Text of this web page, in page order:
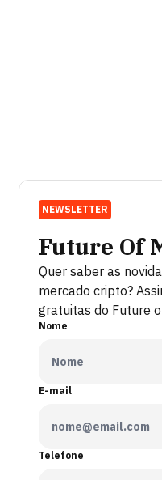
NEWSLETTER
Future Of
Quer saber as
mercado cripto?
gratuitas do Future
Nome
E-mail
Telefone